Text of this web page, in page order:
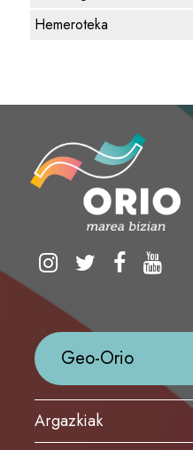
Hemeroteka
Geo-Orio
Argazkiak